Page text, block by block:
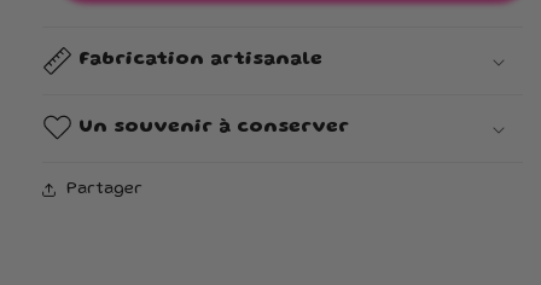
Fabrication artisanale
Un souvenir à conserver
Partager